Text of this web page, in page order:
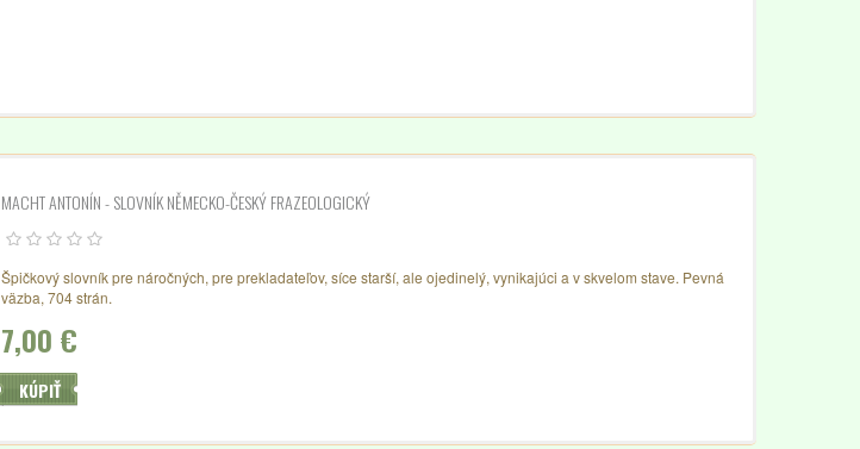
MACHT ANTONÍN - SLOVNÍK NĚMECKO-ČESKÝ FRAZEOLOGICKÝ
Špičkový slovník pre náročných, pre prekladateľov, síce starší, ale ojedinelý, vynikajúci a v skvelom stave. Pevná
väzba, 704 strán.
7,00 €
KÚPIŤ